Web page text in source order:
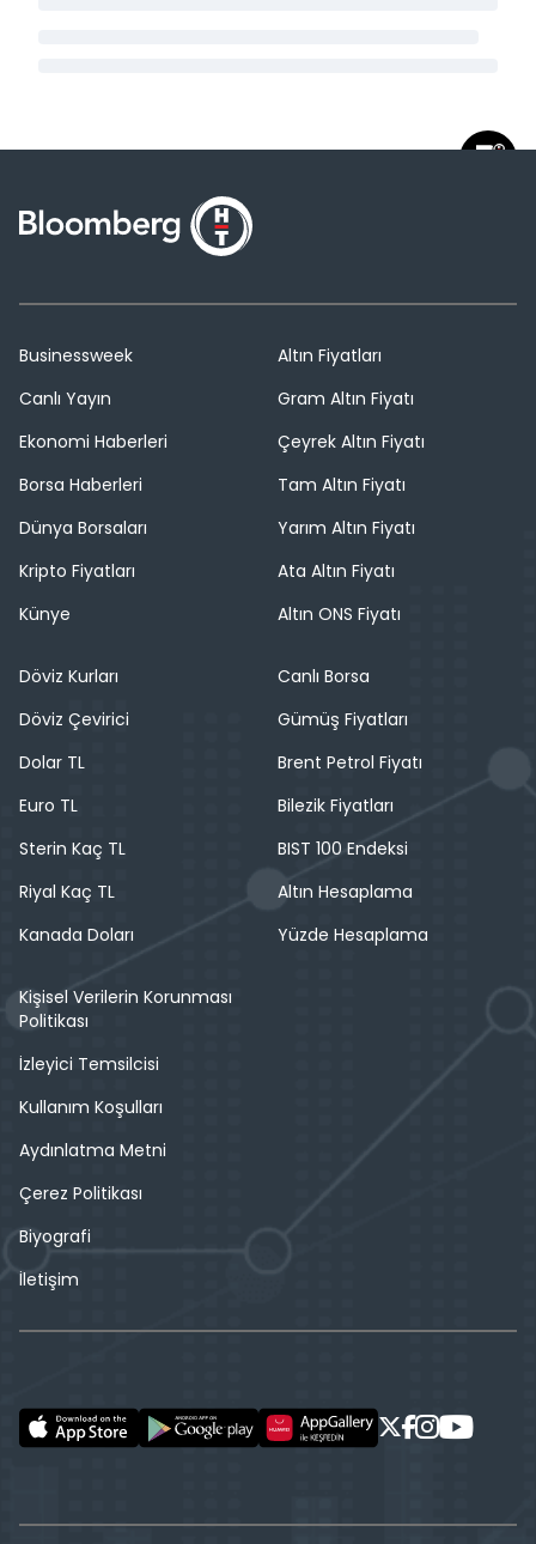
Businessweek
Canlı Yayın
Ekonomi Haberleri
Borsa Haberleri
Dünya Borsaları
Kripto Fiyatları
Künye
Altın Fiyatları
Gram Altın Fiyatı
Çeyrek Altın Fiyatı
Tam Altın Fiyatı
Yarım Altın Fiyatı
Ata Altın Fiyatı
Altın ONS Fiyatı
Döviz Kurları
Döviz Çevirici
Dolar TL
Euro TL
Sterin Kaç TL
Riyal Kaç TL
Kanada Doları
Canlı Borsa
Gümüş Fiyatları
Brent Petrol Fiyatı
Bilezik Fiyatları
BIST 100 Endeksi
Altın Hesaplama
Yüzde Hesaplama
Kişisel Verilerin Korunması
Politikası
İzleyici Temsilcisi
Kullanım Koşulları
Aydınlatma Metni
Çerez Politikası
Biyografi
İletişim